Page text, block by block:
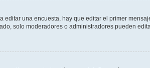
una encuesta, hay que editar el primer
solo moderadores o administradores pueden